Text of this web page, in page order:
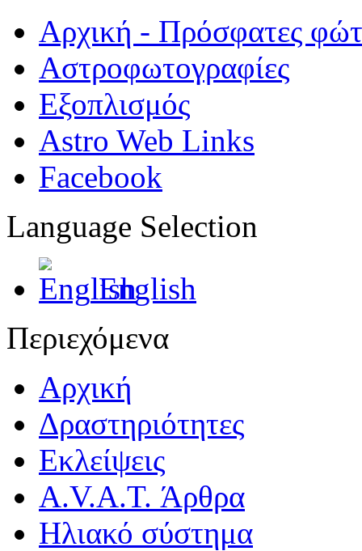
Αρχική - Πρόσφατες
Αστροφωτογραφίες
Εξοπλισμός
Astro Web Links
Facebook
Language Selection
English
Περιεχόμενα
Αρχική
Δραστηριότητες
Εκλείψεις
A.V.A.T. Άρθρα
Ηλιακό σύστημα